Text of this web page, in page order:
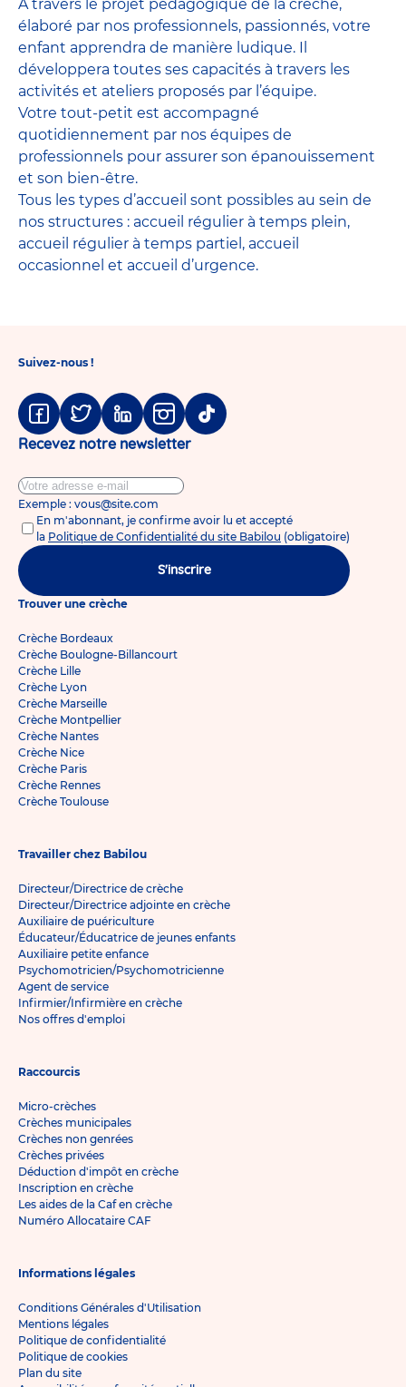
A travers le projet pédagogique de la crèche,
élaboré par nos professionnels, passionnés, votre
enfant apprendra de manière ludique. Il
développera toutes ses capacités à travers les
activités et ateliers proposés par l’équipe.
Votre tout-petit est accompagné
quotidiennement par nos équipes de
professionnels pour assurer son épanouissement
et son bien-être.
Tous les types d’accueil sont possibles au sein de
nos structures : accueil régulier à temps plein,
accueil régulier à temps partiel, accueil
occasionnel et accueil d’urgence.
Suivez-nous !
Facebook
TwitterLinkedinInstagram
Tiktok
Recevez notre newsletter
Exemple : vous@site.com
En m'abonnant, je confirme avoir lu et accepté
la Politique de Confidentialité du site Babilou (obligatoire)
S'inscrire
Trouver une crèche
Crèche Bordeaux
Crèche Boulogne-Billancourt
Crèche Lille
Crèche Lyon
Crèche Marseille
Crèche Montpellier
Crèche Nantes
Crèche Nice
Crèche Paris
Crèche Rennes
Crèche Toulouse
Travailler chez Babilou
Directeur/Directrice de crèche
Directeur/Directrice adjointe en crèche
Auxiliaire de puériculture
Éducateur/Éducatrice de jeunes enfants
Auxiliaire petite enfance
Psychomotricien/Psychomotricienne
Agent de service
Infirmier/Infirmière en crèche
Nos offres d'emploi
Raccourcis
Micro-crèches
Crèches municipales
Crèches non genrées
Crèches privées
Déduction d'impôt en crèche
Inscription en crèche
Les aides de la Caf en crèche
Numéro Allocataire CAF
Informations légales
Conditions Générales d'Utilisation
Mentions légales
Politique de confidentialité
Politique de cookies
Plan du site